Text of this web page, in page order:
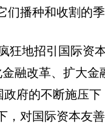
播种和收割的季
狂地招引国际资
融改革、扩大
府的不断施压
对国际资本友